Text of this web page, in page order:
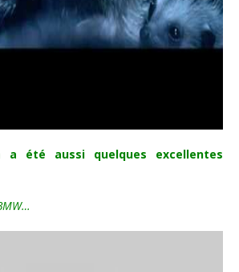
a été aussi quelques excellentes